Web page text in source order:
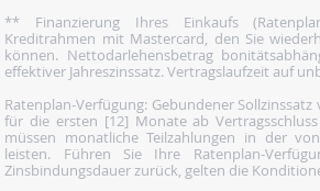
** Finanzierung Ihres Einkaufs
Kreditrahmen mit Mastercard, den Sie
können. Nettodarlehensbetrag
effektiver Jahreszinssatz. Vertragslaufzeit auf
Ratenplan-Verfügung: Gebundener
für die ersten [12] Monate ab
müssen monatliche Teilzahlungen in der
leisten. Führen Sie Ihre Ratenplan-
Zinsbindungsdauer zurück, gelten die